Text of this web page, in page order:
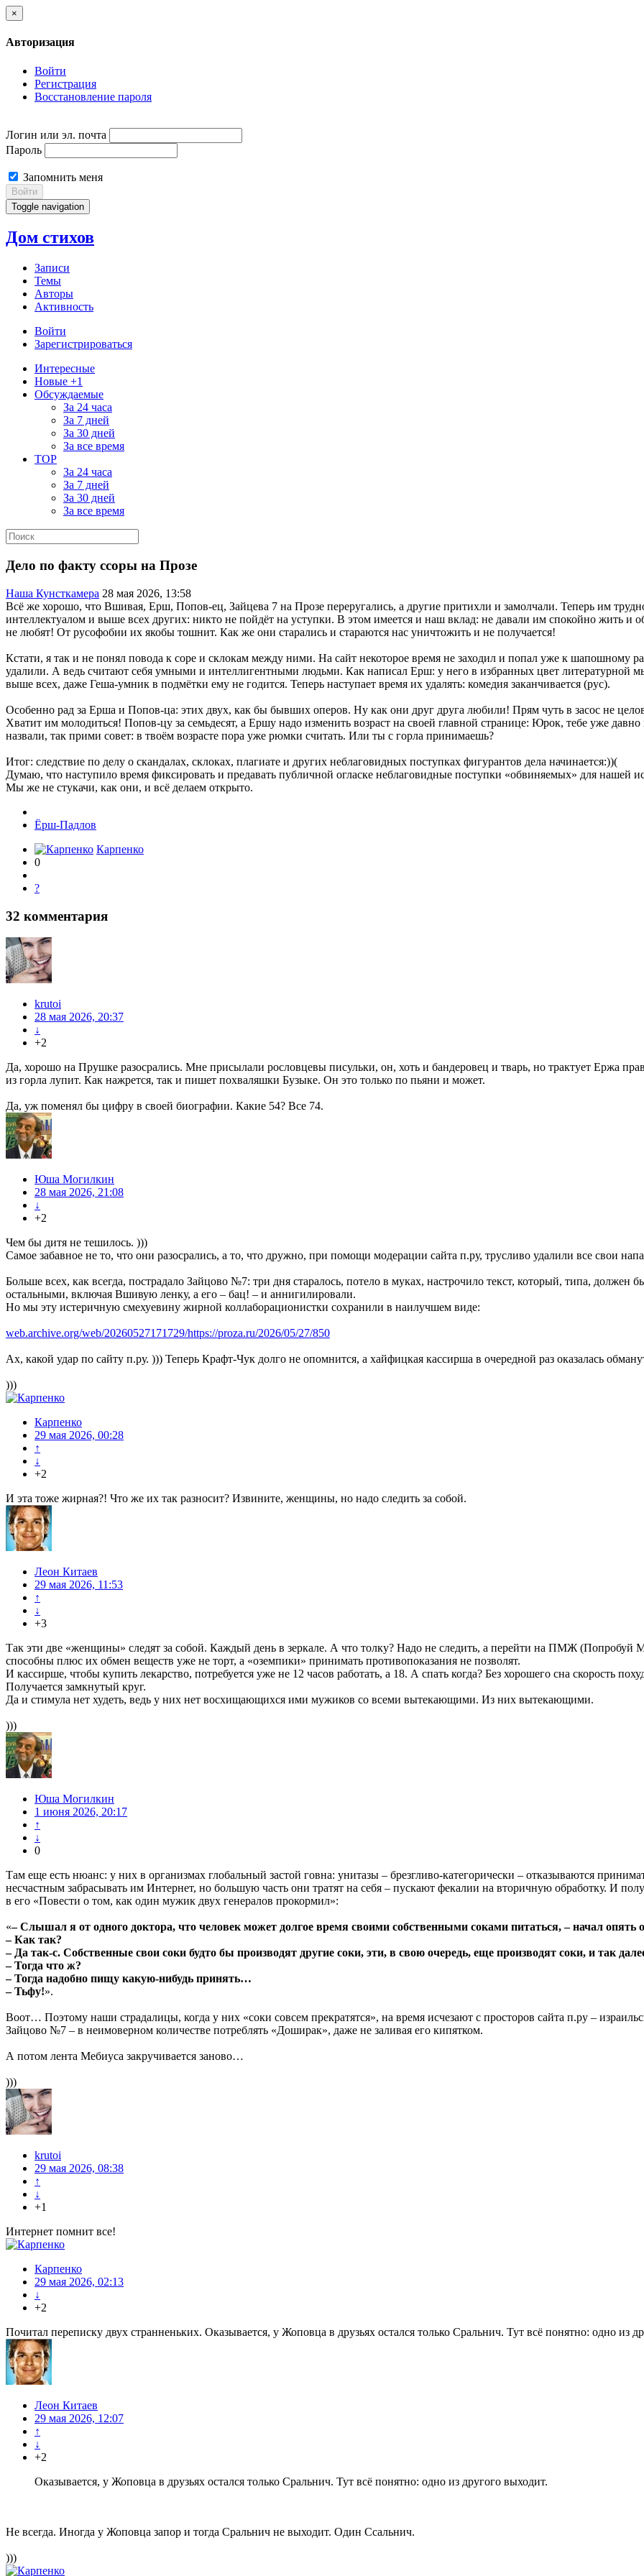
×
Авторизация
Войти
Регистрация
Восстановление пароля
Логин или эл. почта
Пароль
Запомнить меня
Войти
Toggle navigation
Дом стихов
Записи
Темы
Авторы
Активность
Войти
Зарегистрироваться
Интересные
Новые +1
Обсуждаемые
За 24 часа
За 7 дней
За 30 дней
За все время
TOP
За 24 часа
За 7 дней
За 30 дней
За все время
Дело по факту ссоры на Прозе
Наша Кунсткамера 28 мая 2026, 13:58
Всё же хорошо, что Вшивая, Ерш, Попов-ец, Зайцева 7 на Прозе переругались, а другие притихли и замолчали. Теперь им
интеллектуалом и выше всех других: никто не пойдёт на уступки. В этом имеется и наш вклад: не давали им спокойно жить и
не любят! От русофобии их якобы тошнит. Как же они старались и стараются нас уничтожить и не получается!
Кстати, я так и не понял повода к соре и склокам между ними. На сайт некоторое время не заходил и попал уже к шапошному
удалили. А ведь считают себя умными и интеллигентными людьми. Как написал Ерш: у него в избранных цвет литературной
выше всех, даже Геша-умник в подмётки ему не годится. Теперь наступает время их удалять: комедия заканчивается (рус).
Особенно рад за Ерша и Попов-ца: этих двух, как бы бывших оперов. Ну как они друг друга любили! Прям чуть в засос не
Хватит им молодиться! Попов-цу за семьдесят, а Ершу надо изменить возраст на своей главной странице: Юрок, тебе уже
назвали, так прими совет: в твоём возрасте пора уже рюмки считать. Или ты с горла принимаешь?
Итог: следствие по делу о скандалах, склоках, плагиате и других неблаговидных поступках фигурантов дела начинается:))(
Думаю, что наступило время фиксировать и предавать публичной огласке неблаговидные поступки «обвиняемых» для нашей
Мы же не стукачи, как они, и всё делаем открыто.
Ёрш-Падлов
Карпенко
0
?
32 комментария
krutoi
28 мая 2026, 20:37
↓
+2
Да, хорошо на Прушке разосрались. Мне присылали рословцевы писульки, он, хоть и бандеровец и тварь, но трактует Ержа
из горла лупит. Как нажрется, так и пишет похваляшки Бузыке. Он это только по пьяни и может.
Да, уж поменял бы цифру в своей биографии. Какие 54? Все 74.
Юша Могилкин
28 мая 2026, 21:08
↓
+2
Чем бы дитя не тешилось. )))
Самое забавное не то, что они разосрались, а то, что дружно, при помощи модерации сайта п.ру, трусливо удалили все свои
Больше всех, как всегда, пострадало Зайцово №7: три дня старалось, потело в муках, настрочило текст, который, типа,
остальными, включая Вшивую ленку, а его – бац! – и аннигилировали.
Но мы эту истеричную смехуевину жирной коллаборационистки сохранили в наилучшем виде:
web.archive.org/web/20260527171729/https://proza.ru/2026/05/27/850
Ах, какой удар по сайту п.ру. ))) Теперь Крафт-Чук долго не опомнится, а хайфицкая кассирша в очередной раз оказалась
)))
Карпенко
29 мая 2026, 00:28
↑
↓
+2
И эта тоже жирная?! Что же их так разносит? Извините, женщины, но надо следить за собой.
Леон Китаев
29 мая 2026, 11:53
↑
↓
+3
Так эти две «женщины» следят за собой. Каждый день в зеркале. А что толку? Надо не следить, а перейти на ПМЖ (Попробуй
способны плюс их обмен веществ уже не торт, а «оземпики» принимать противопоказания не позволят.
И кассирше, чтобы купить лекарство, потребуется уже не 12 часов работать, а 18. А спать когда? Без хорошего сна скорость
Получается замкнутый круг.
Да и стимула нет худеть, ведь у них нет восхищающихся ими мужиков со всеми вытекающими. Из них вытекающими.
)))
Юша Могилкин
1 июня 2026, 20:17
↑
↓
0
Там еще есть нюанс: у них в организмах глобальный застой говна: унитазы – брезгливо-категорически – отказываются
несчастным забрасывать им Интернет, но большую часть они тратят на себя – пускают фекалии на вторичную обработку. И
в его «Повести о том, как один мужик двух генералов прокормил»:
«– Слышал я от одного доктора, что человек может долгое время своими собственными соками питаться, – начал опять
– Как так?
– Да так-с. Собственные свои соки будто бы производят другие соки, эти, в свою очередь, еще производят соки, и так
– Тогда что ж?
– Тогда надобно пищу какую-нибудь принять…
– Тьфу!».
Воот… Поэтому наши страдалицы, когда у них «соки совсем прекратятся», на время исчезают с просторов сайта п.ру –
Зайцово №7 – в неимоверном количестве потреблять «Доширак», даже не заливая его кипятком.
А потом лента Мебиуса закручивается заново…
)))
krutoi
29 мая 2026, 08:38
↑
↓
+1
Интернет помнит все!
Карпенко
29 мая 2026, 02:13
↓
+2
Почитал переписку двух странненьких. Оказывается, у Жоповца в друзьях остался только Сральнич. Тут всё понятно: одно из
Леон Китаев
29 мая 2026, 12:07
↑
↓
+2
Оказывается, у Жоповца в друзьях остался только Сральнич. Тут всё понятно: одно из другого выходит.
Не всегда. Иногда у Жоповца запор и тогда Сральнич не выходит. Один Ссальнич.
)))